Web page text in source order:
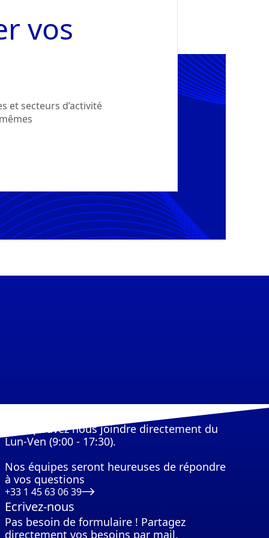
vos
et secteurs d’activité
Vous pouvez nous joindre directement du
Lun-Ven (9:00 - 17:30).
Nos équipes seront heureuses de répondre
à vos questions
+33 1 45 63 06 39
Ecrivez-nous
Pas besoin de formulaire ! Partagez
directement vos besoins par mail.